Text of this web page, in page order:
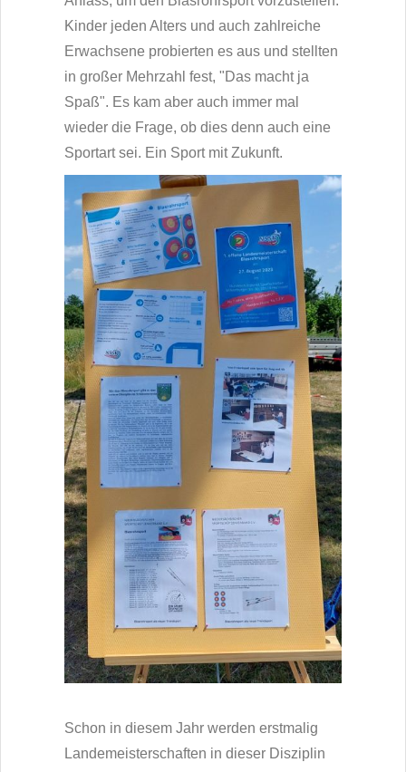
Kinder jeden Alters und auch zahlreiche
Erwachsene probierten es aus und stellten
in großer Mehrzahl fest, "Das macht ja
Spaß". Es kam aber auch immer mal
wieder die Frage, ob dies denn auch eine
Sportart sei. Ein Sport mit Zukunft.
Schon in diesem Jahr werden erstmalig
Landemeisterschaften in dieser Disziplin